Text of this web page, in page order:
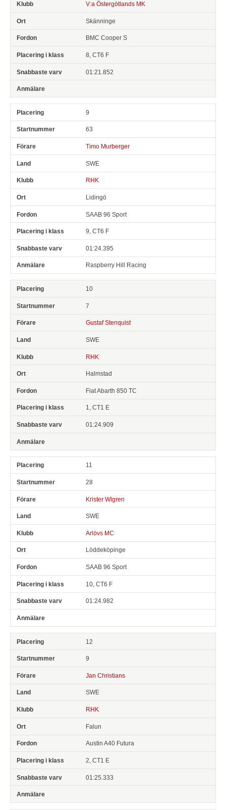
V:a Östergötlands MK
Skänninge
BMC Cooper S
8, CT6 F
01:21.852
9
63
Timo Murberger
SWE
RHK
Lidingö
SAAB 96 Sport
9, CT6 F
01:24.395
Raspberry Hill Racing
10
7
Gustaf Stenquist
SWE
RHK
Halmstad
Fiat Abarth 850 TC
1, CT1 E
01:24.909
11
28
Krister Wigren
SWE
Arlövs MC
Löddeköpinge
SAAB 96 Sport
10, CT6 F
01:24.982
12
9
Jan Christians
SWE
RHK
Falun
Austin A40 Futura
2, CT1 E
01:25.333